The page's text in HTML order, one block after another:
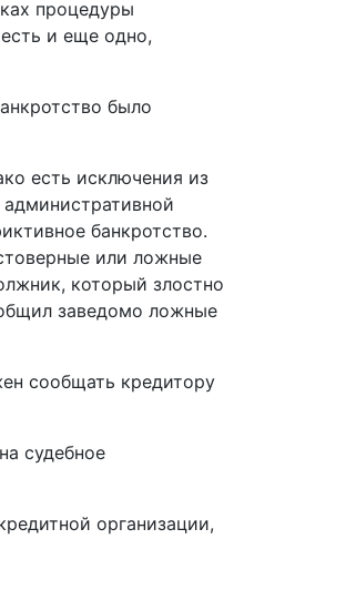
процедуры
и еще одно,
было
есть исключения из
банкротство.
или ложные
который злостно
заведомо ложные
сообщать кредитору
судебное
организации,